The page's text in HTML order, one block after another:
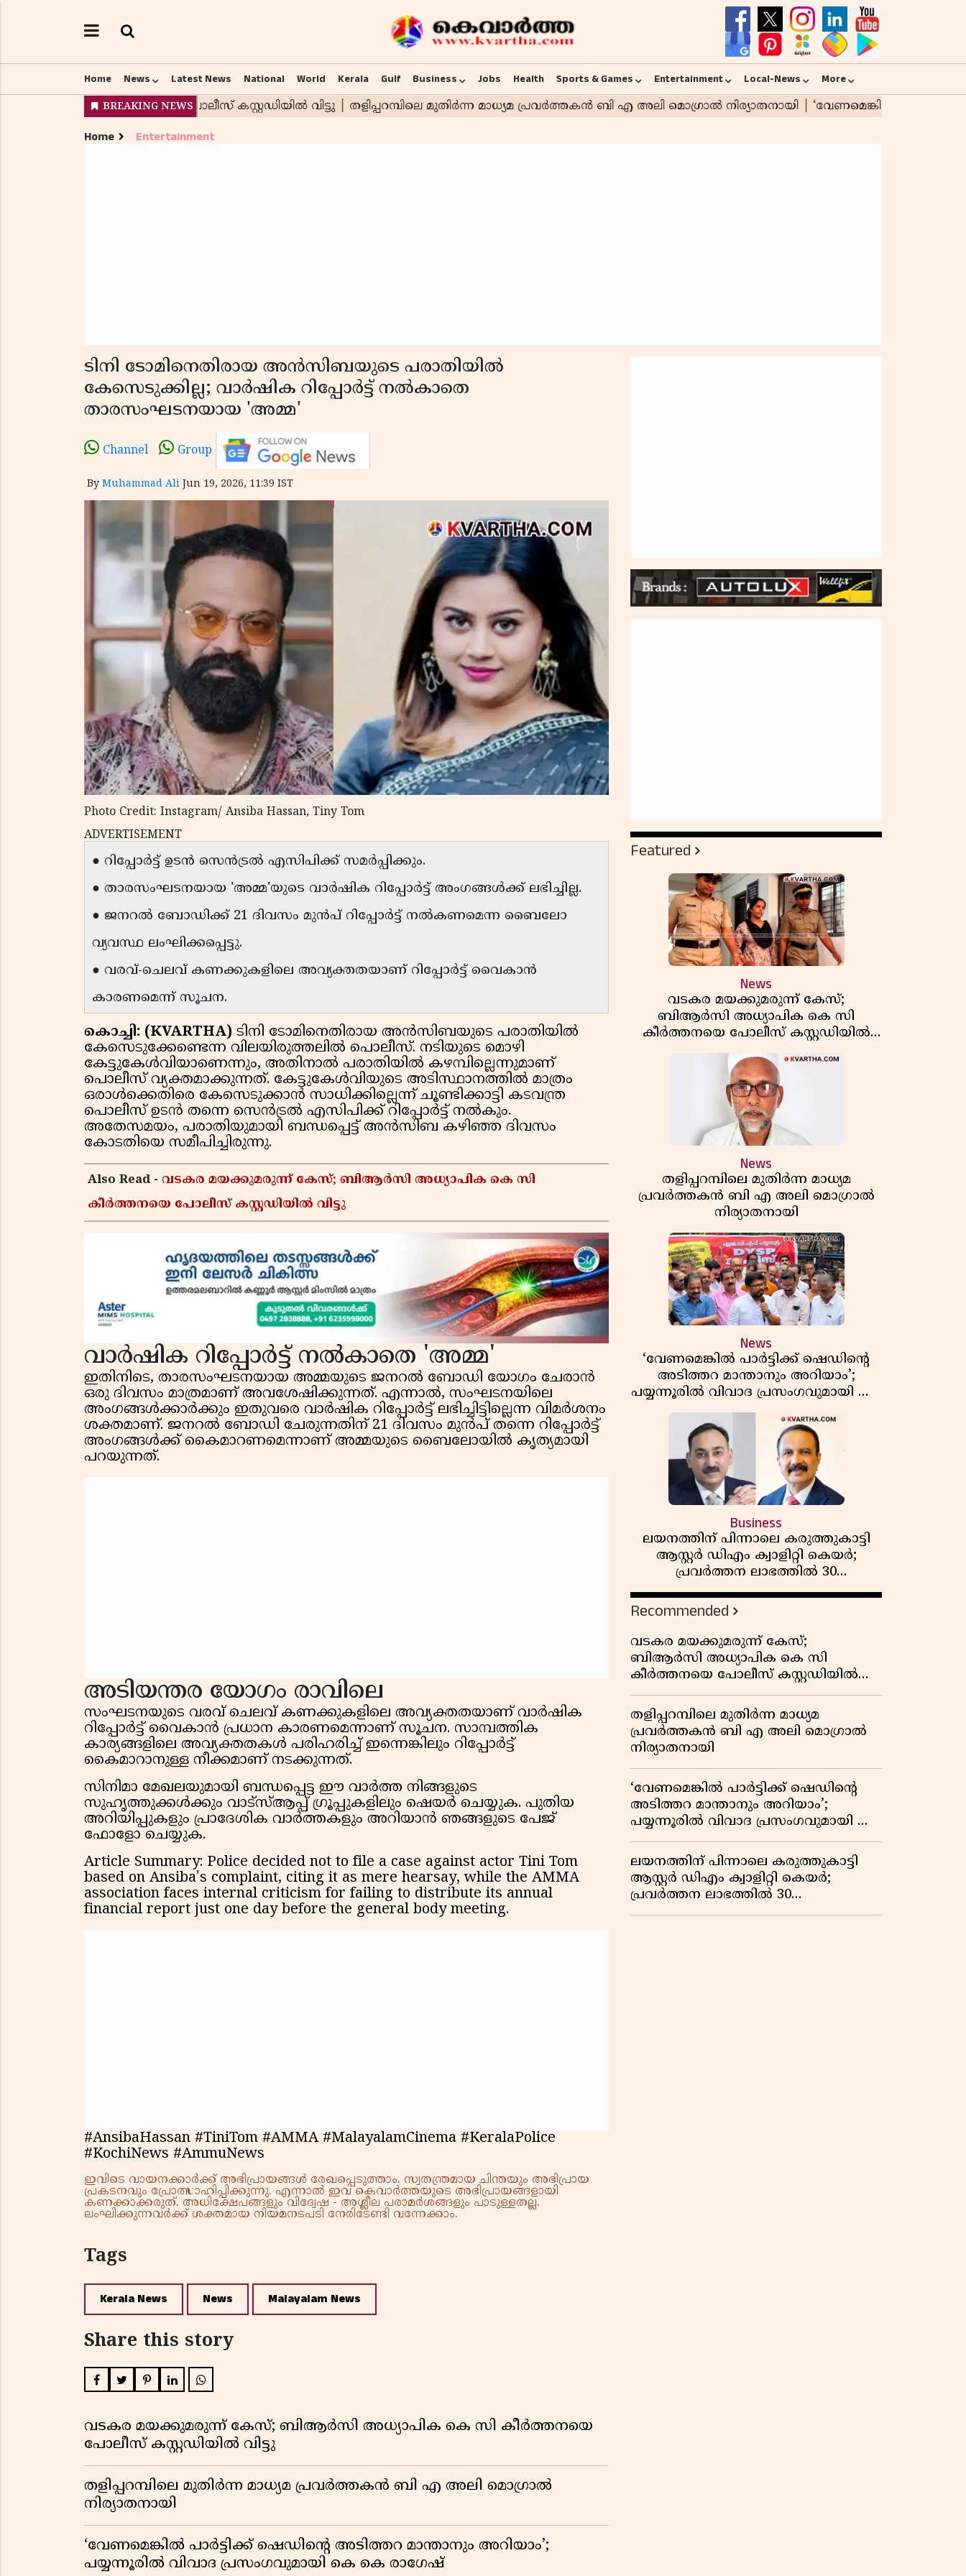
Home News Latest News National World Kerala Gulf Business Jobs Health Sports & Games Entertainment Local-News More
Home Entertainment
ടിനി ടോമിനെതിരായ അൻസിബയുടെ പരാതിയിൽ
കേസെടുക്കില്ല; വാർഷിക റിപ്പോർട്ട് നൽകാതെ
താരസംഘടനയായ 'അമ്മ'
Channel Group
By Muhammad Ali Jun 19, 2026, 11:39 IST
Photo Credit: Instagram/ Ansiba Hassan, Tiny Tom
ADVERTISEMENT
● റിപ്പോർട്ട് ഉടൻ സെൻട്രൽ എസിപിക്ക് സമർപ്പിക്കും.
● താരസംഘടനയായ 'അമ്മ'യുടെ വാർഷിക റിപ്പോർട്ട് അംഗങ്ങൾക്ക് ലഭിച്ചില്ല.
● ജനറൽ ബോഡിക്ക് 21 ദിവസം മുൻപ് റിപ്പോർട്ട് നൽകണമെന്ന ബൈലോ
വ്യവസ്ഥ ലംഘിക്കപ്പെട്ടു.
● വരവ്-ചെലവ് കണക്കുകളിലെ അവ്യക്തതയാണ് റിപ്പോർട്ട് വൈകാൻ
കാരണമെന്ന് സൂചന.
കൊച്ചി: (KVARTHA) ടിനി ടോമിനെതിരായ അൻസിബയുടെ പരാതിയിൽ
കേസെടുക്കേണ്ടെന്ന വിലയിരുത്തലിൽ പൊലീസ്. നടിയുടെ മൊഴി
കേട്ടുകേൾവിയാണെന്നും, അതിനാൽ പരാതിയിൽ കഴമ്പില്ലെന്നുമാണ്
പൊലീസ് വ്യക്തമാക്കുന്നത്. കേട്ടുകേൾവിയുടെ അടിസ്ഥാനത്തിൽ മാത്രം
ഒരാൾക്കെതിരെ കേസെടുക്കാൻ സാധിക്കില്ലെന്ന് ചൂണ്ടിക്കാട്ടി കടവന്ത്ര
പൊലീസ് ഉടൻ തന്നെ സെൻട്രൽ എസിപിക്ക് റിപ്പോർട്ട് നൽകും.
അതേസമയം, പരാതിയുമായി ബന്ധപ്പെട്ട് അൻസിബ കഴിഞ്ഞ ദിവസം
കോടതിയെ സമീപിച്ചിരുന്നു.
Also Read - വടകര മയക്കുമരുന്ന് കേസ്; ബിആർസി അധ്യാപിക കെ സി
കീർത്തനയെ പോലീസ് കസ്റ്റഡിയിൽ വിട്ടു
വാർഷിക റിപ്പോർട്ട് നൽകാതെ 'അമ്മ'
ഇതിനിടെ, താരസംഘടനയായ അമ്മയുടെ ജനറൽ ബോഡി യോഗം ചേരാൻ
ഒരു ദിവസം മാത്രമാണ് അവശേഷിക്കുന്നത്. എന്നാൽ, സംഘടനയിലെ
അംഗങ്ങൾക്കാർക്കും ഇതുവരെ വാർഷിക റിപ്പോർട്ട് ലഭിച്ചിട്ടില്ലെന്ന വിമർശനം
ശക്തമാണ്. ജനറൽ ബോഡി ചേരുന്നതിന് 21 ദിവസം മുൻപ് തന്നെ റിപ്പോർട്ട്
അംഗങ്ങൾക്ക് കൈമാറണമെന്നാണ് അമ്മയുടെ ബൈലോയിൽ കൃത്യമായി
പറയുന്നത്.
അടിയന്തര യോഗം രാവിലെ
സംഘടനയുടെ വരവ് ചെലവ് കണക്കുകളിലെ അവ്യക്തതയാണ് വാർഷിക
റിപ്പോർട്ട് വൈകാൻ പ്രധാന കാരണമെന്നാണ് സൂചന. സാമ്പത്തിക
കാര്യങ്ങളിലെ അവ്യക്തതകൾ പരിഹരിച്ച് ഇന്നെങ്കിലും റിപ്പോർട്ട്
കൈമാറാനുള്ള നീക്കമാണ് നടക്കുന്നത്.
സിനിമാ മേഖലയുമായി ബന്ധപ്പെട്ട ഈ വാർത്ത നിങ്ങളുടെ
സുഹൃത്തുക്കൾക്കും വാട്സ്ആപ്പ് ഗ്രൂപ്പുകളിലും ഷെയർ ചെയ്യുക. പുതിയ
അറിയിപ്പുകളും പ്രാദേശിക വാർത്തകളും അറിയാൻ ഞങ്ങളുടെ പേജ്
ഫോളോ ചെയ്യുക.
Article Summary: Police decided not to file a case against actor Tini Tom
based on Ansiba's complaint, citing it as mere hearsay, while the AMMA
association faces internal criticism for failing to distribute its annual
financial report just one day before the general body meeting.
#AnsibaHassan #TiniTom #AMMA #MalayalamCinema #KeralaPolice
#KochiNews #AmmuNews
ഇവിടെ വായനക്കാർക്ക് അഭിപ്രായങ്ങൾ രേഖപ്പെടുത്താം. സ്വതന്ത്രമായ ചിന്തയും അഭിപ്രായ
പ്രകടനവും പ്രോത്സാഹിപ്പിക്കുന്നു. എന്നാൽ ഇവ കെവാർത്തയുടെ അഭിപ്രായങ്ങളായി
കണക്കാക്കരുത്. അധിക്ഷേപങ്ങളും വിദ്വേഷ - അശ്ലീല പരാമർശങ്ങളും പാടുള്ളതല്ല.
ലംഘിക്കുന്നവർക്ക് ശക്തമായ നിയമനടപടി നേരിടേണ്ടി വന്നേക്കാം.
Tags
Kerala News News Malayalam News
Share this story
വടകര മയക്കുമരുന്ന് കേസ്; ബിആർസി അധ്യാപിക കെ സി കീർത്തനയെ
പോലീസ് കസ്റ്റഡിയിൽ വിട്ടു
തളിപ്പറമ്പിലെ മുതിർന്ന മാധ്യമ പ്രവർത്തകൻ ബി എ അലി മൊഗ്രാൽ
നിര്യാതനായി
‘വേണമെങ്കിൽ പാർട്ടിക്ക് ഷെഡിൻ്റെ അടിത്തറ മാന്താനും അറിയാം’;
പയ്യന്നൂരിൽ വിവാദ പ്രസംഗവുമായി കെ കെ രാഗേഷ്
Featured
News
വടകര മയക്കുമരുന്ന് കേസ്;
ബിആർസി അധ്യാപിക കെ സി
കീർത്തനയെ പോലീസ് കസ്റ്റഡിയിൽ
News
തളിപ്പറമ്പിലെ മുതിർന്ന മാധ്യമ
പ്രവർത്തകൻ ബി എ അലി മൊഗ്രാൽ
നിര്യാതനായി
News
‘വേണമെങ്കിൽ പാർട്ടിക്ക് ഷെഡിൻ്റെ
അടിത്തറ മാന്താനും അറിയാം’;
പയ്യന്നൂരിൽ വിവാദ പ്രസംഗവുമായി കെ
കെ രാഗേഷ്
Business
ലയനത്തിന് പിന്നാലെ കരുത്തുകാട്ടി
ആസ്റ്റർ ഡിഎം ക്വാളിറ്റി കെയർ;
പ്രവർത്തന ലാഭത്തിൽ 30
ശതമാനത്തിൻ്റെ വളർച്ച,
വരുമാനത്തിലും ലാഭത്തിലും വൻ
കുതിപ്പ് രേഖപ്പെടുത്തി ആദ്യ പാദ
റിപ്പോർട്ട് പുറത്ത്
Recommended
വടകര മയക്കുമരുന്ന് കേസ്;
ബിആർസി അധ്യാപിക കെ സി
കീർത്തനയെ പോലീസ് കസ്റ്റഡിയിൽ
വിട്ടു
തളിപ്പറമ്പിലെ മുതിർന്ന മാധ്യമ
പ്രവർത്തകൻ ബി എ അലി മൊഗ്രാൽ
നിര്യാതനായി
‘വേണമെങ്കിൽ പാർട്ടിക്ക് ഷെഡിൻ്റെ
അടിത്തറ മാന്താനും അറിയാം’;
പയ്യന്നൂരിൽ വിവാദ പ്രസംഗവുമായി കെ
കെ രാഗേഷ്
ലയനത്തിന് പിന്നാലെ കരുത്തുകാട്ടി
ആസ്റ്റർ ഡിഎം ക്വാളിറ്റി കെയർ;
പ്രവർത്തന ലാഭത്തിൽ 30
ശതമാനത്തിൻ്റെ വളർച്ച,